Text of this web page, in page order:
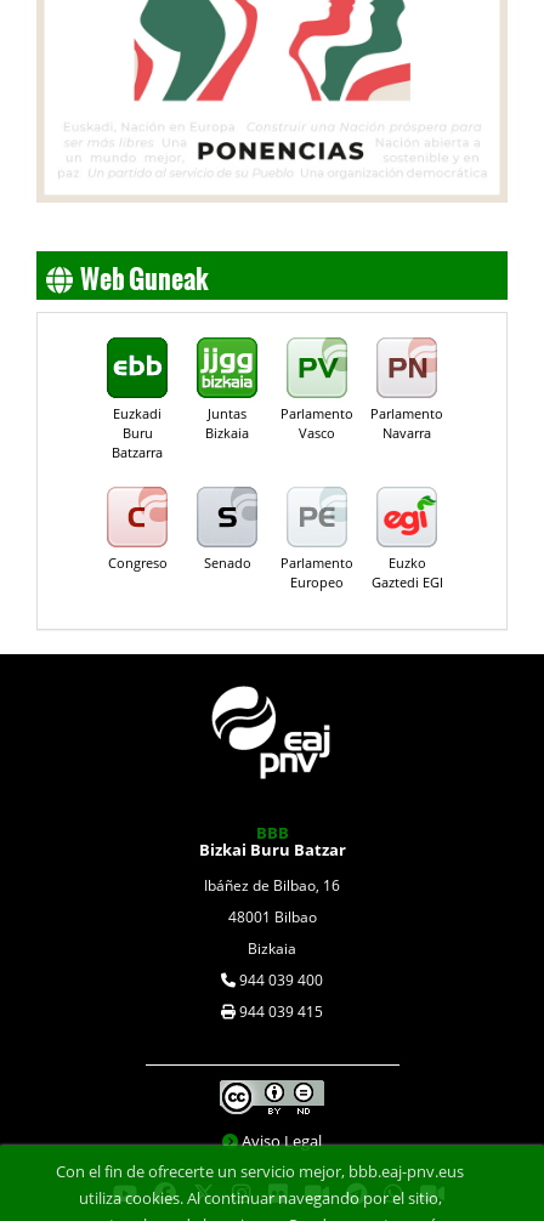
Web Guneak
Euzkadi
Buru
Batzarra
Juntas
Bizkaia
Parlamento
Vasco
Parlamento
Navarra
Congreso Senado
Parlamento
Europeo
Euzko
Gaztedi EGI
BBB
Bizkai Buru Batzar
Ibáñez de Bilbao, 16
48001 Bilbao
Bizkaia
944 039 400
944 039 415
Aviso Legal
Con el fin de ofrecerte un servicio mejor, bbb.eaj-pnv.eus
utiliza cookies. Al continuar navegando por el sitio,